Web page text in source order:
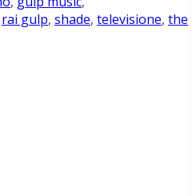
rai gulp, shade, televisione, the